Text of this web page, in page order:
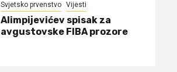
Svjetsko prvenstvo Vijesti
Alimpijevićev spisak za
avgustovske FIBA prozore